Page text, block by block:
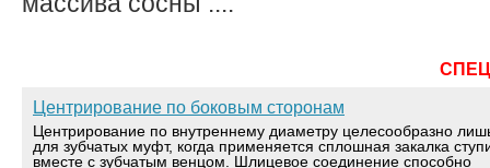
Центрирование по боковым сторонам
Центрирование по внутреннему диаметру целесообразно
для зубчатых муфт, когда применяется сплошная закалка
вместе с зубчатым венцом. Шлицевое соединение способно